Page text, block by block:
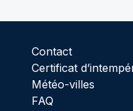
Contact
Certificat
Météo-villes
FAQ